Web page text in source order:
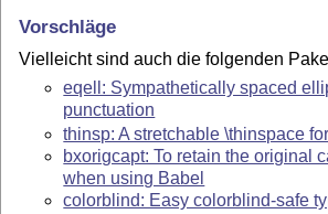
Vorschläge
Vielleicht sind auch die folgenden
eqell: Sympathetically spaced
punctuation
thinsp: A stretchable \thinspace for
bxorigcapt: To retain the original
when using Babel
colorblind: Easy colorblind-safe